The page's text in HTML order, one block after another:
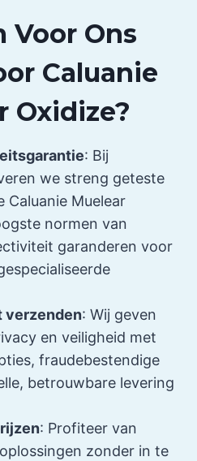
Voor Ons
Caluanie
Oxidize?
: Bij
we streng geteste
Caluanie Muelear
normen van
garanderen voor
verzenden: Wij geven
en veiligheid met
fraudebestendige
betrouwbare levering
: Profiteer van
zonder in te